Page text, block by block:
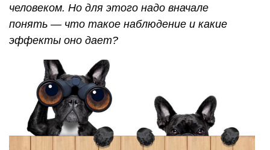
человеком. Но для этого надо вначале
понять — что такое наблюдение и какие
эффекты оно дает?